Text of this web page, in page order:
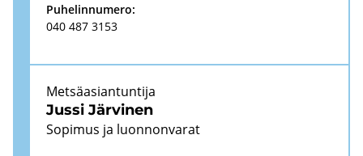
Pu­he­lin­nu­me­ro:
040 487 3153
Jussi Jär­vi­nen
Met­sä­asian­tun­ti­ja
So­pi­mus ja luon­non­va­rat